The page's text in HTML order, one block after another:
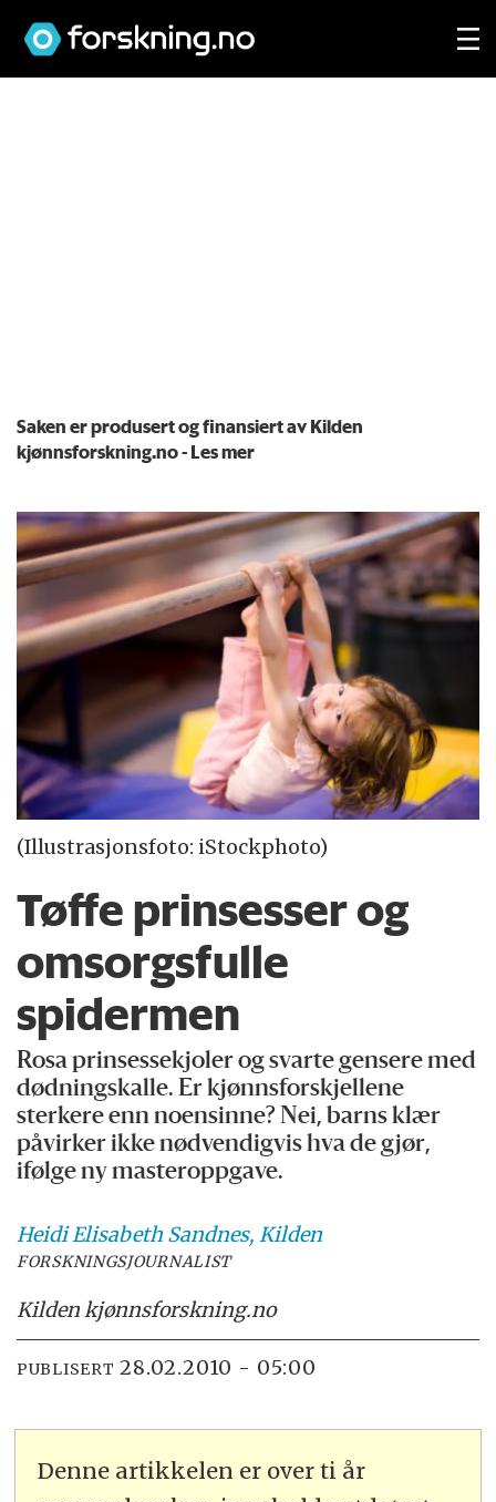
Saken er produsert og finansiert av Kilden
kjønnsforskning.no- Les mer
(Illustrasjonsfoto: iStockphoto)
Tøffe prinsesser og
omsorgsfulle
spidermen
Rosa prinsessekjoler og svarte gensere med
dødningskalle. Er kjønnsforskjellene
sterkere enn noensinne? Nei, barns klær
påvirker ikke nødvendigvis hva de gjør,
ifølge ny masteroppgave.
Heidi Elisabeth Sandnes, Kilden
FORSKNINGSJOURNALIST
Kilden kjønnsforskning.no
PUBLISERT 28.02.2010 - 05:00
Denne artikkelen er over ti år